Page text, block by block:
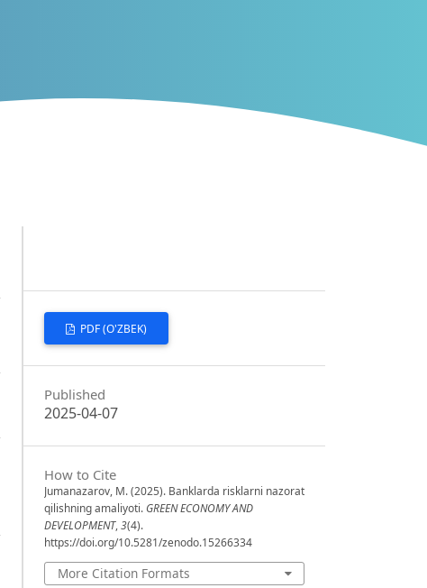
PDF (O'ZBEK)
Published
2025-04-07
How to Cite
Jumanazarov, M. (2025). Banklarda risklarni nazorat
qilishning amaliyoti. GREEN ECONOMY AND
DEVELOPMENT,3(4).
https://doi.org/10.5281/zenodo.15266334
More Citation Formats